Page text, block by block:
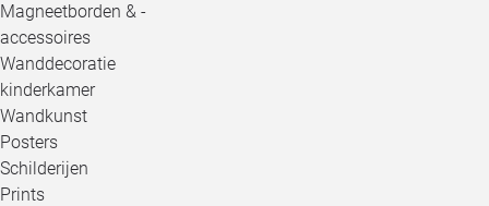
Magneetborden & -
accessoires
Wanddecoratie
kinderkamer
Wandkunst
Posters
Schilderijen
Prints